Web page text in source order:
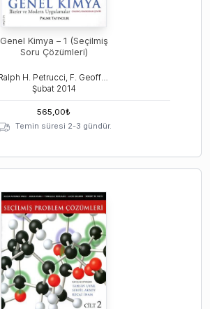
Genel Kimya – 1 (Seçilmiş
Soru Çözümleri)
Ralph H. Petrucci, F. Geoffrey Herring, Jeff Madura
Şubat 2014
565,00₺
Temin süresi 2-3 gündür.